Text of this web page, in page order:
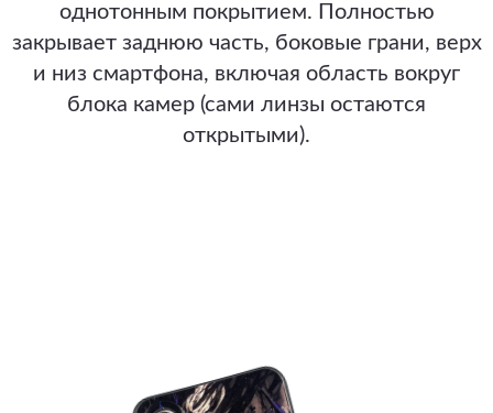
однотонным покрытием. Полностью
закрывает заднюю часть, боковые грани, верх
и низ смартфона, включая область вокруг
блока камер (сами линзы остаются
открытыми).